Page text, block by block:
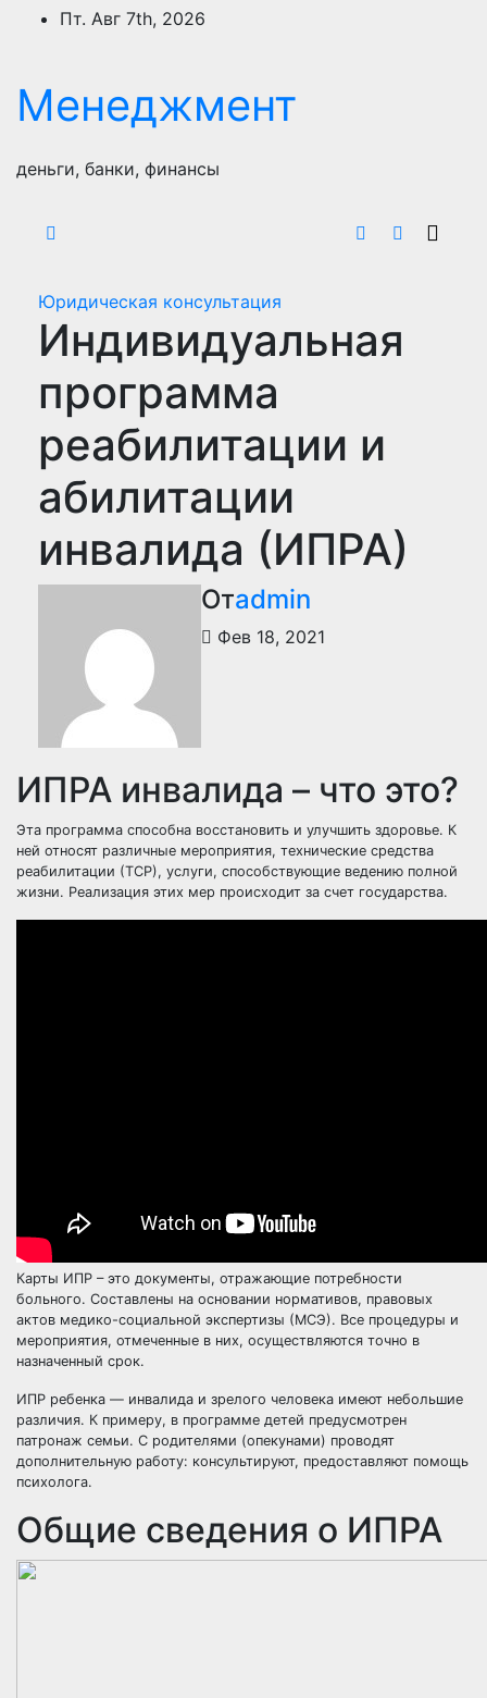
ПерейтиПт. Авг 7th, 2026
Менеджмент
деньги, банки, финансы
Юридическая консультация
Индивидуальная
программа
реабилитации и
абилитации
инвалида (ИПРА)
Отadmin
Фев 18, 2021
ИПРА инвалида – что это?
Эта программа способна восстановить и улучшить здоровье. К
ней относят различные мероприятия, технические средства
реабилитации (ТСР), услуги, способствующие ведению полной
жизни. Реализация этих мер происходит за счет государства.
Карты ИПР – это документы, отражающие потребности
больного. Составлены на основании нормативов, правовых
актов медико-социальной экспертизы (МСЭ). Все процедуры и
мероприятия, отмеченные в них, осуществляются точно в
назначенный срок.
ИПР ребенка — инвалида и зрелого человека имеют небольшие
различия. К примеру, в программе детей предусмотрен
патронаж семьи. С родителями (опекунами) проводят
дополнительную работу: консультируют, предоставляют помощь
психолога.
Общие сведения о ИПРА